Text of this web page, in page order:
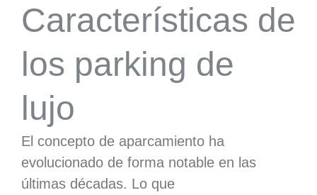
Características de
los parking de
lujo
El concepto de aparcamiento ha
evolucionado de forma notable en las
últimas décadas. Lo que